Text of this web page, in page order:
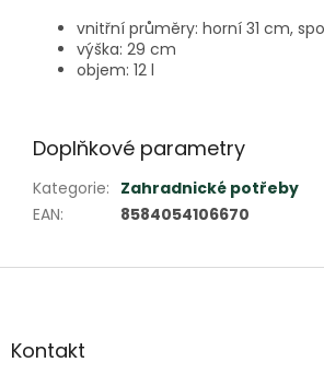
vnitřní průměry: horní 31 cm,
výška: 29 cm
objem: 12 l
Doplňkové parametry
Kategorie: Zahradnické potřeby
EAN: 8584054106670
Z
aKontakt